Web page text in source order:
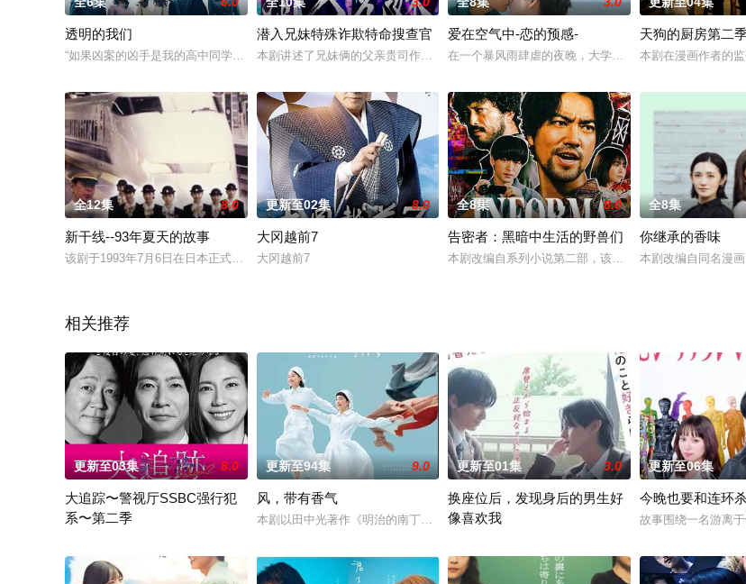
透明的我们
“如果凶案的凶手是我的高中同学……”2024年，涩谷，身份不明的青年制造了一起凶杀案。作为周刊杂志撰稿人的主人公·碧（あお
潜入兄妹特殊诈欺特命搜查官
本剧讲述了兄妹俩的父亲贵司作为警察在工作中被人杀害，不久后，他们得知犯人是日本最
爱在空气中-恋的预感-
在一个暴风雨肆虐的夜晚，大学生玲（滨屋拓斗 饰）因
天狗的厨房第二
本剧在漫画作者的
全12集 8.0
新干线--93年夏天的故事
该剧于1993年7月6日在日本正式播出，剧情以新干线为背景展开，呈现了夏季特有的叙事风格。截至2024年，该剧在影视评分中仍
更新至02集 8.0
大冈越前7
大冈越前7
全8集 8.0
告密者：黑暗中生活的野兽们
本剧改编自系列小说第二部，该系列以精通政治、经济
全8集
你继承的香味
本剧改编自同名漫
相关推荐
更新至03集 8.0
大追踪〜警视厅SSBC强行犯
系〜第二季
更新至94集 9.0
风，带有香气
本剧以田中光著作《明治的南丁格尔 大关和物语》为原案，取材自日本首位专业女护士大关
更新至01集 3.0
换座位后，发现身后的男生好
像喜欢我
更新至06集
今晚也要和连环
故事围绕一名游离